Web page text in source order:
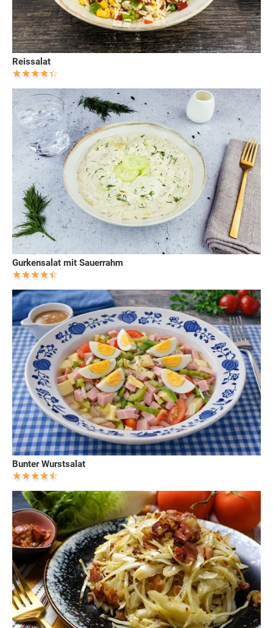
Reissalat
Gurkensalat mit Sauerrahm
Bunter Wurstsalat